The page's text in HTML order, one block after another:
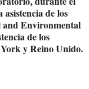
de los
and Environmental
de los
y Reino Unido.